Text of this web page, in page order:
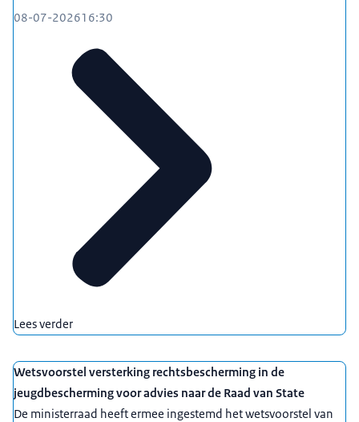
08-07-202616:30
Lees verder
Wetsvoorstel versterking rechtsbescherming in de
jeugdbescherming voor advies naar de Raad van State
De ministerraad heeft ermee ingestemd het wetsvoorstel van